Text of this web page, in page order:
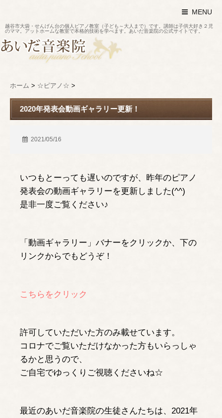
MENU
越谷市大袋・せんげん台の個人ピアノ教室（子ども～大人まで）です。講師は子供大好き２児
のママ。アットホームな教室で本格的技術を学べます。あいだ音楽院の公式サイトです。
ホーム > ☆ピアノ☆ >
2020年発表会動画ギャラリー更新！
2021/05/16
いつもとーっても遅いのですが、昨年のピアノ
発表会の動画ギャラリーを更新しました(^^)
是非一度ご覧ください♪
「動画ギャラリー」バナーをクリックか、下の
リンクからでもどうぞ！
こちらをクリック
許可していただいた方のみ載せています。
コロナでご覧いただけなかった方もいらっしゃ
るかと思うので、
ご自宅でゆっくりご視聴くださいね☆
最近のあいだ音楽院の生徒さんたちは、2021年